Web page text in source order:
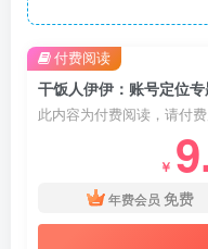
此内容为付费阅读，请付
￥
年费会员 免费
付费阅读